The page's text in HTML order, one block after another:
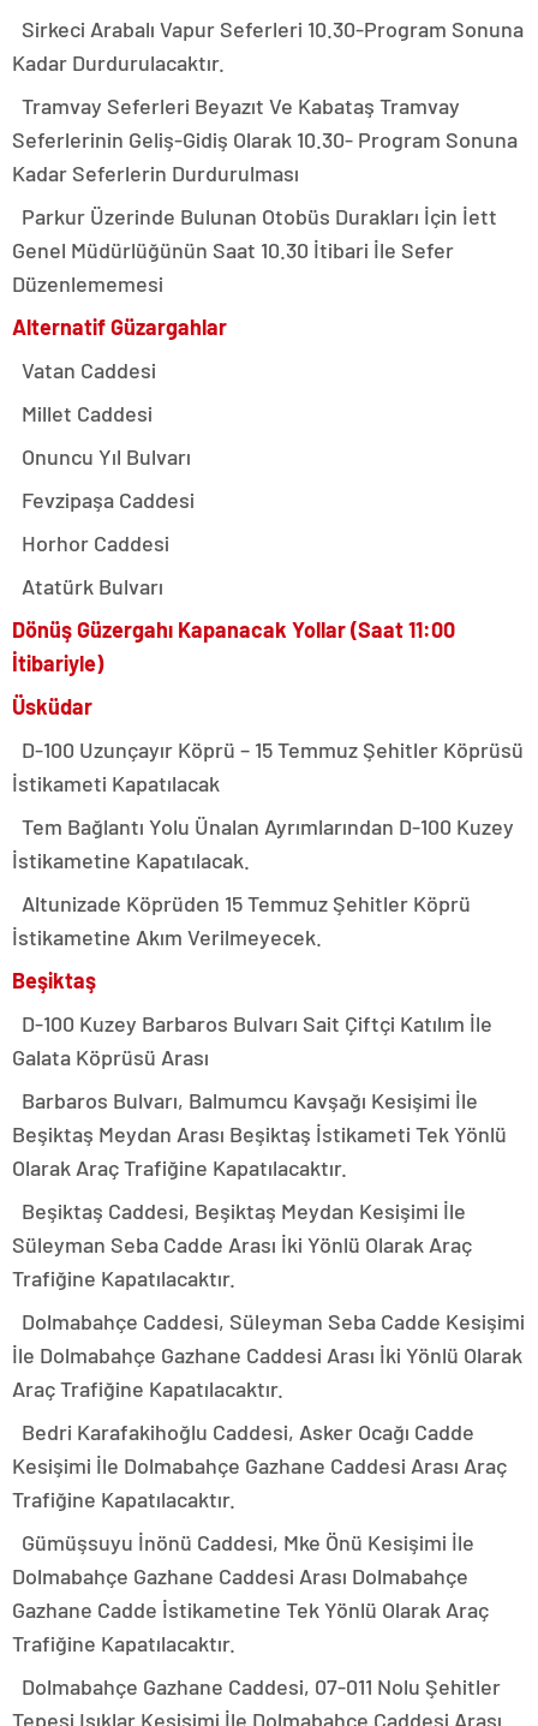
Sirkeci Arabalı Vapur Seferleri 10.30-Program Sonuna
Kadar Durdurulacaktır.
Tramvay Seferleri Beyazıt Ve Kabataş Tramvay
Seferlerinin Geliş-Gidiş Olarak 10.30- Program Sonuna
Kadar Seferlerin Durdurulması
Parkur Üzerinde Bulunan Otobüs Durakları İçin İett
Genel Müdürlüğünün Saat 10.30 İtibari İle Sefer
Düzenlememesi
Alternatif Güzargahlar
Vatan Caddesi
Millet Caddesi
Onuncu Yıl Bulvarı
Fevzipaşa Caddesi
Horhor Caddesi
Atatürk Bulvarı
Dönüş Güzergahı Kapanacak Yollar (Saat 11:00
İtibariyle)
Üsküdar
D-100 Uzunçayır Köprü – 15 Temmuz Şehitler Köprüsü
İstikameti Kapatılacak
Tem Bağlantı Yolu Ünalan Ayrımlarından D-100 Kuzey
İstikametine Kapatılacak.
Altunizade Köprüden 15 Temmuz Şehitler Köprü
İstikametine Akım Verilmeyecek.
Beşiktaş
D-100 Kuzey Barbaros Bulvarı Sait Çiftçi Katılım İle
Galata Köprüsü Arası
Barbaros Bulvarı, Balmumcu Kavşağı Kesişimi İle
Beşiktaş Meydan Arası Beşiktaş İstikameti Tek Yönlü
Olarak Araç Trafiğine Kapatılacaktır.
Beşiktaş Caddesi, Beşiktaş Meydan Kesişimi İle
Süleyman Seba Cadde Arası İki Yönlü Olarak Araç
Trafiğine Kapatılacaktır.
Dolmabahçe Caddesi, Süleyman Seba Cadde Kesişimi
İle Dolmabahçe Gazhane Caddesi Arası İki Yönlü Olarak
Araç Trafiğine Kapatılacaktır.
Bedri Karafakihoğlu Caddesi, Asker Ocağı Cadde
Kesişimi İle Dolmabahçe Gazhane Caddesi Arası Araç
Trafiğine Kapatılacaktır.
Gümüşsuyu İnönü Caddesi, Mke Önü Kesişimi İle
Dolmabahçe Gazhane Caddesi Arası Dolmabahçe
Gazhane Cadde İstikametine Tek Yönlü Olarak Araç
Trafiğine Kapatılacaktır.
Dolmabahçe Gazhane Caddesi, 07-011 Nolu Şehitler
Tepesi Işıklar Kesişimi İle Dolmabahçe Caddesi Arası